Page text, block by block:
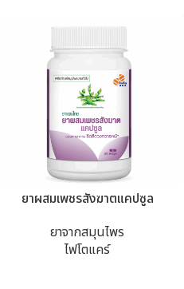
ยาผสมเพชรสังฆาตแคปซูล
ยาจากสมุนไพร
ไฟโตแคร์